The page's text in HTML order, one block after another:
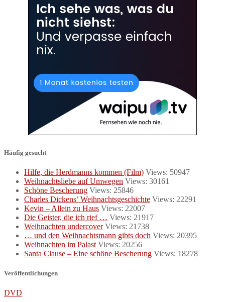
Häufig gesucht
Hilfe, die Herdmanns kommen (Film) Views: 50947
Weihnachtsliebe auf Umwegen Views: 30161
Schöne Bescherung Views: 25846
Charles Dickens’ Weihnachtsgeschichte Views: 22291
Kevin – Allein zu Haus Views: 22007
Die Geister, die ich rief … Views: 21917
Weihnachten undercover Views: 21738
… und den Weihnachtsmann gibts doch Views: 20395
Weihnachten im Palast Views: 20256
Santa Clause – Eine schöne Bescherung Views: 18278
Veröffentlichungen
DVD